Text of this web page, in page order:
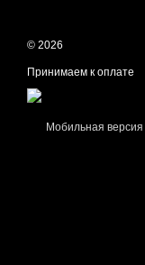
© 2026
Принимаем к оплате
Мобильная версия